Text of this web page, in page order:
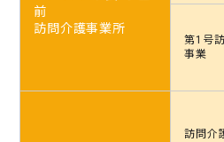
前
訪問介護事業所
第1号
事業
訪問介